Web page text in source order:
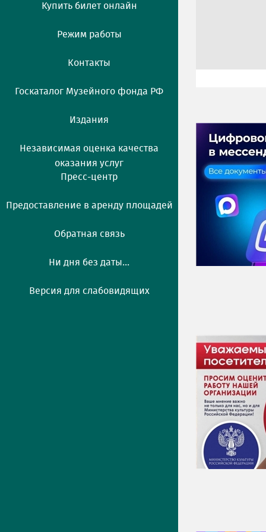
Купить билет онлайн
Режим работы
Контакты
Госкаталог Музейного фонда РФ
Издания
Независимая оценка качества
оказания услуг
Пресс-центр
Предоставление в аренду площадей
Обратная связь
Ни дня без даты...
Версия для слабовидящих